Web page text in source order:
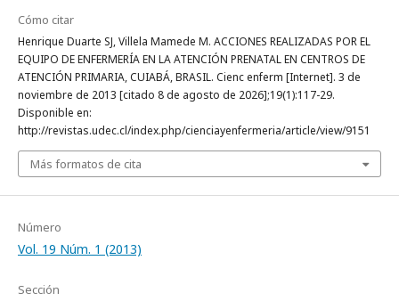
Cómo citar
Henrique Duarte SJ, Villela Mamede M. ACCIONES REALIZADAS POR EL
EQUIPO DE ENFERMERÍA EN LA ATENCIÓN PRENATAL EN CENTROS DE
ATENCIÓN PRIMARIA, CUIABÁ, BRASIL. Cienc enferm [Internet]. 3 de
noviembre de 2013 [citado 8 de agosto de 2026];19(1):117-29.
Disponible en:
http://revistas.udec.cl/index.php/cienciayenfermeria/article/view/9151
Más formatos de cita
Número
Vol. 19 Núm. 1 (2013)
Sección